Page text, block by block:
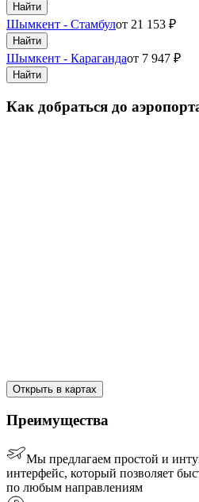
Найти
Шымкент - Стамбулот 21 153 ₽
Найти
Шымкент - Карагандаот 7 947 ₽
Найти
Как добраться до
Открыть в картах
Преимущества
Мы предлагаем простой и
интерфейс, который позволяет
по любым направлениям